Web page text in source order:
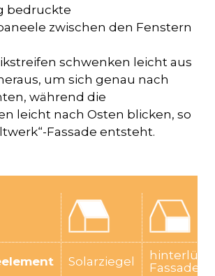
bedruckte
zwischen den Fenstern
schwenken leicht aus
um sich genau nach
während die
leicht nach Osten blicken, so
Fassade entsteht.
Solarziegel
Fassade